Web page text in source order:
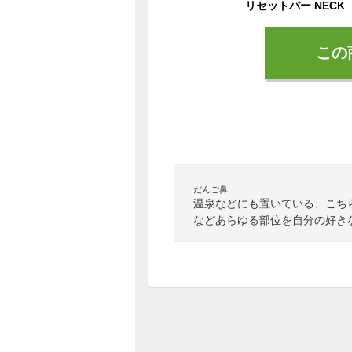
こ
だんご鼻
温泉などにも置いている、こ
などあらゆる部位を自分の好